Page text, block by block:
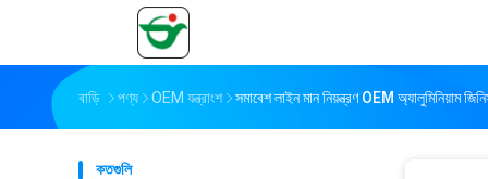
বাড়ি পণ্য OEM যন্ত্রাংশ সমাবেশ লাইন মান নিয়ন্ত্রণ OEM অ্যালুমিনিয়াম
কতগুলি